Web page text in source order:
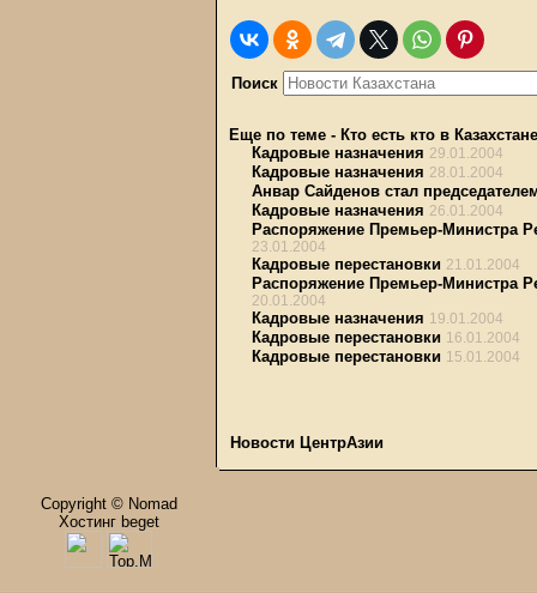
Поиск
Еще по теме - Кто есть кто в Казахстане
Кадровые назначения 29.01.2004
Кадровые назначения 28.01.2004
Анвар Сайденов стал
Кадровые назначения 26.01.2004
Распоряжение Премьер-Министра
23.01.2004
Кадровые перестановки 21.01.2004
Распоряжение Премьер-Министра
20.01.2004
Кадровые назначения 19.01.2004
Кадровые перестановки 16.01.2004
Кадровые перестановки 15.01.2004
Новости ЦентрАзии
Copyright © Nomad
Хостинг beget